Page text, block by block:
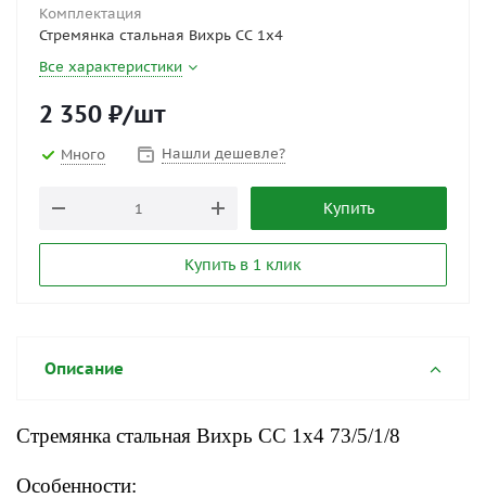
Комплектация
Стремянка стальная Вихрь СС 1x4
Все характеристики
2 350 ₽/шт
Много Нашли дешевле?
Купить
Купить в 1 клик
Описание
Стремянка стальная Вихрь СС 1x4 73/5/1/8
Особенности: